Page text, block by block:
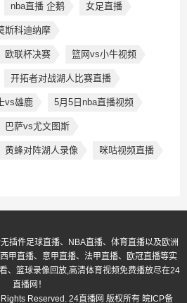
nba直播 企鹅 女足直播
斯科迪纳摩
欧联杯决赛 篮网vs小牛视频
开拓者对战湖人比赛直播
vs雄鹿 5月5日nba直播视频
巴萨vs尤文图斯
黄蜂对阵湖人录像 咪咕视频直播
插件足球直播、NBA直播、体育直播以及欧洲
甲直播、意甲直播、法甲直播、欧冠直播等实
、篮球录像回放,高清体育视频免费播放尽在24
直播网！
Reserved. 24直播网 版权所有 皖ICP备